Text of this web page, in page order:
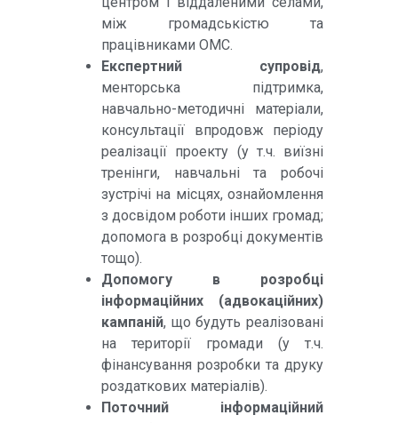
між громадськістю та
працівниками ОМС.
Експертний супровід,
менторська підтримка,
навчально-методичні матеріали,
консультації впродовж періоду
реалізації проекту (у т.ч. виїзні
тренінги, навчальні та робочі
зустрічі на місцях, ознайомлення
з досвідом роботи інших громад;
допомога в розробці документів
тощо).
Допомогу в розробці
інформаційних (адвокаційних)
кампаній, що будуть реалізовані
на території громади (у т.ч.
фінансування розробки та друку
роздаткових матеріалів).
Поточний інформаційний